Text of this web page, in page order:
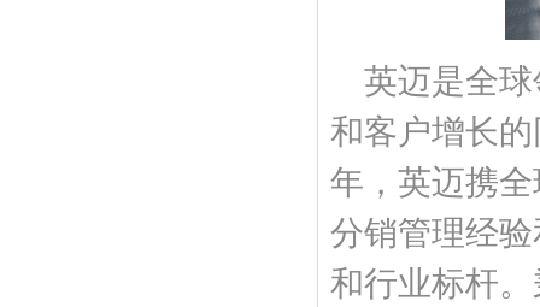
英迈是全
和客户增长
年，英迈携
分销管理经
和行业标杆